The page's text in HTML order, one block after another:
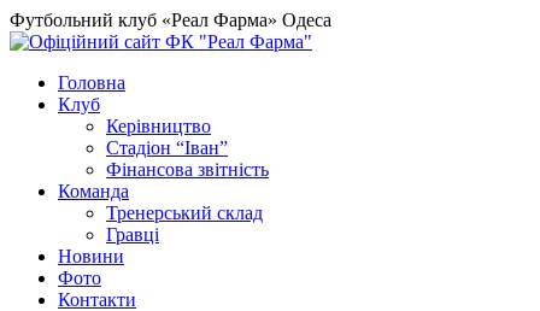
Футбольний клуб «Реал Фарма» Одеса
Головна
Клуб
Керівництво
Стадіон “Іван”
Фінансова звітність
Команда
Тренерський склад
Гравці
Новини
Фото
Контакти